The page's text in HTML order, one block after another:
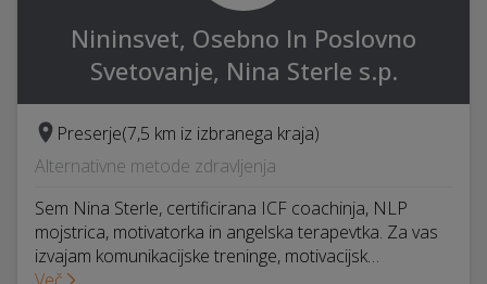
Nininsvet, Osebno In Poslovno
Svetovanje, Nina Sterle s.p.
Preserje(7,5 km iz izbranega kraja)
Alternativne metode zdravljenja
Sem Nina Sterle, certificirana ICF coachinja, NLP
mojstrica, motivatorka in angelska terapevtka. Za vas
izvajam komunikacijske treninge, motivacijsk…